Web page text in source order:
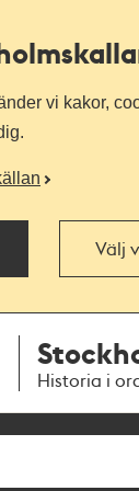
vi kakor,
Välj
Historia i